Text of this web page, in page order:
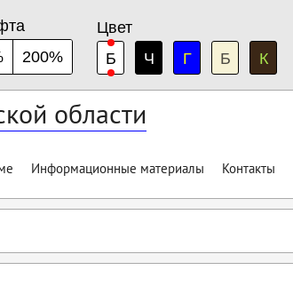
200%
Цвет
Б
Ч Г Б К
области
Информационные материалы Контакты